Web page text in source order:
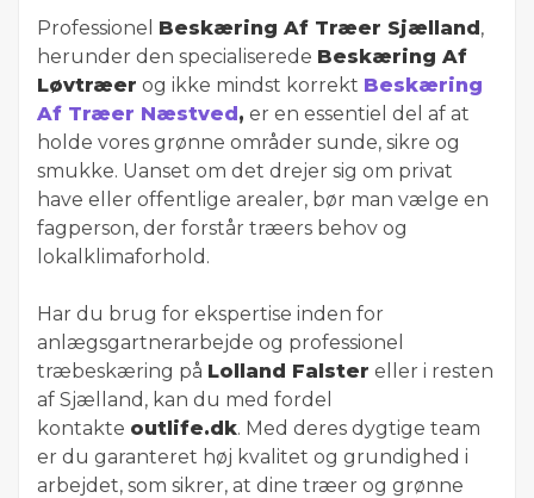
Professionel Beskæring Af Træer Sjælland,
herunder den specialiserede Beskæring Af
Løvtræer og ikke mindst korrekt Beskæring
Af Træer Næstved, er en essentiel del af at
holde vores grønne områder sunde, sikre og
smukke. Uanset om det drejer sig om privat
have eller offentlige arealer, bør man vælge en
fagperson, der forstår træers behov og
lokalklimaforhold.
Har du brug for ekspertise inden for
anlægsgartnerarbejde og professionel
træbeskæring på Lolland Falster eller i resten
af Sjælland, kan du med fordel
kontakte outlife.dk. Med deres dygtige team
er du garanteret høj kvalitet og grundighed i
arbejdet, som sikrer, at dine træer og grønne